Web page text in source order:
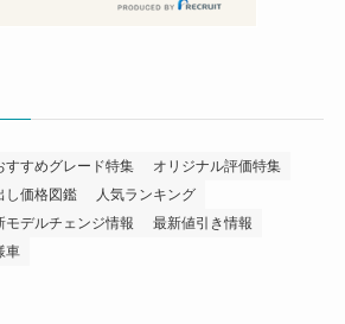
すすめグレード特集
オリジナル評価特集
し価格図鑑
人気ランキング
モデルチェンジ情報
最新値引き情報
車